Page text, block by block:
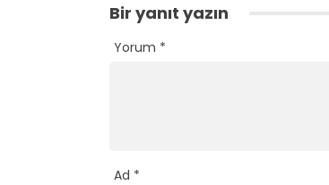
Bir yanıt yazın
Yorum *
Ad *